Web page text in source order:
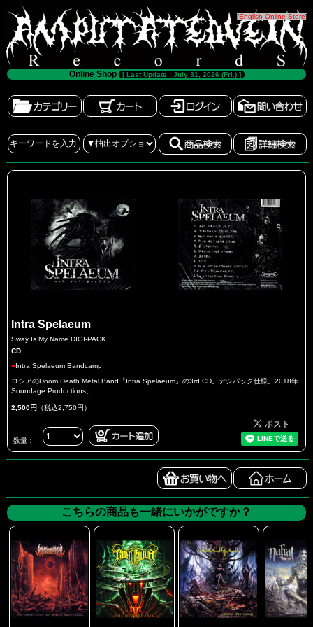
[English Online Store]
Online Shop [ Last Update : July 31, 2026 (Fri.) ]
Intra Spelaeum
Sway Is My Name DIGI-PACK
CD
●Intra Spelaeum Bandcamp
ロシアのDoom Death Metal Band「Intra Spelaeum」の3rd CD。デジパック仕様。2018年
Soundage Productions。
2,500円 （税込2,750円）
数量：
こちらの商品も一緒にいかがですか？